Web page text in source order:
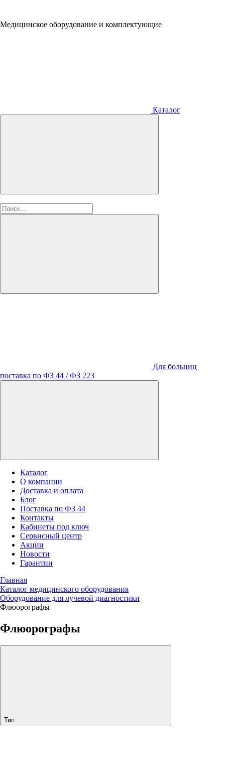
Медицинское оборудование и комплектующие
Каталог
Для больниц
поставка по ФЗ 44 / ФЗ 223
Каталог
О компании
Доставка и оплата
Блог
Поставка по ФЗ 44
Контакты
Кабинеты под ключ
Сервисный центр
Акции
Новости
Гарантии
Главная
Каталог медицинского оборудования
Оборудование для лучевой диагностики
Флюорографы
Флюорографы
Тип